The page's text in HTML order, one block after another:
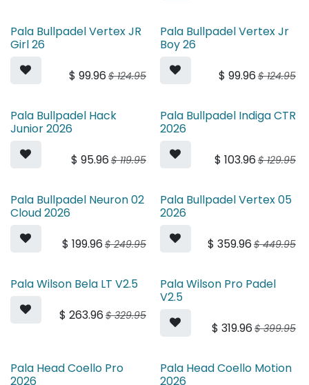
Pala Bullpadel Vertex JR
Girl 26
$ 99.96 $124.95
Pala Bullpadel Vertex Jr
Boy 26
$ 99.96 $124.95
Pala Bullpadel Hack
Junior 2026
$ 95.96 $119.95
Pala Bullpadel Indiga CTR
2026
$ 103.96 $129.95
Pala Bullpadel Neuron 02
Cloud 2026
$ 199.96 $249.95
Pala Bullpadel Vertex 05
2026
$ 359.96 $449.95
Pala Wilson Bela LT V2.5
$ 263.96 $329.95
Pala Wilson Pro Padel
V2.5
$ 319.96 $399.95
Pala Head Coello Pro
2026
Pala Head Coello Motion
2026